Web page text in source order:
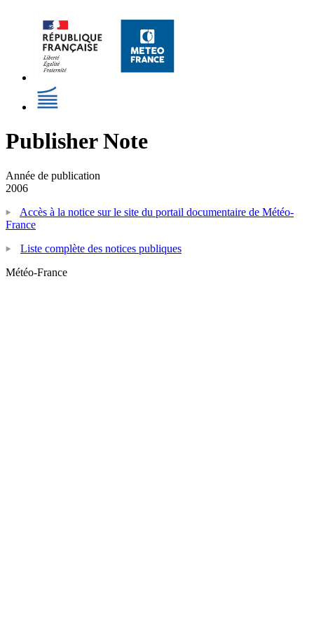
Publisher Note
Année de publication
2006
Accès à la notice sur le site du portail documentaire de Météo-
France
Liste complète des notices publiques
Météo-France